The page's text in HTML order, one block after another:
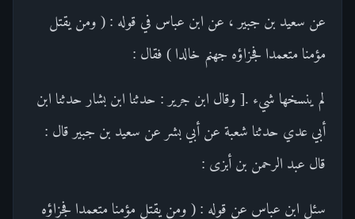
عن سعيد بن جبير ، عن ابن عباس في قوله : ( ومن يقتل
مؤمنا متعمدا فجزاؤه جهنم خالدا ) فقال :
لم ينسخها شيء .[ وقال ابن جرير : حدثنا ابن بشار حدثنا ابن
أبي عدي حدثنا شعبة عن أبي بشر عن سعيد بن جبير قال :
قال عبد الرحمن بن أبزى :
سئل ابن عباس عن قوله : ( ومن يقتل مؤمنا متعمدا فجزاؤه